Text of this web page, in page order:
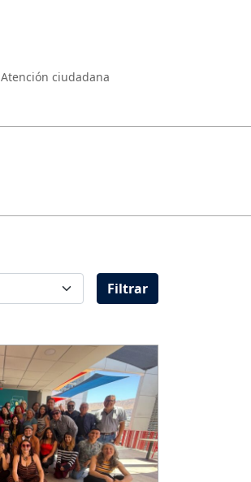
Atención ciudadana
Filtrar